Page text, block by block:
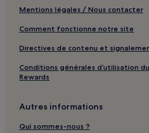
Brénaz : hôtels
Prémillieu : hôtels
Chavornay : hôtels
Pollieu : hôtels
Mentions légales / Nous contacter
Comment fonctionne notre site
Directives de contenu et
Conditions générales d’utilisation
Rewards
Autres informations
Qui sommes-nous ?